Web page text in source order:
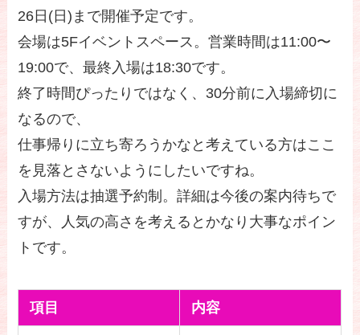
26日(日)まで開催予定です。
会場は5Fイベントスペース。営業時間は11:00〜
19:00で、最終入場は18:30です。
終了時間ぴったりではなく、30分前に入場締切に
なるので、
仕事帰りに立ち寄ろうかなと考えている方はここ
を見落とさないようにしたいですね。
入場方法は抽選予約制。詳細は今後の案内待ちで
すが、人気の高さを考えるとかなり大事なポイン
トです。
項目 内容